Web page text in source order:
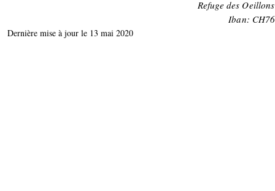
Refuge des
Iban:
Dernière mise à jour le 13 mai 2020